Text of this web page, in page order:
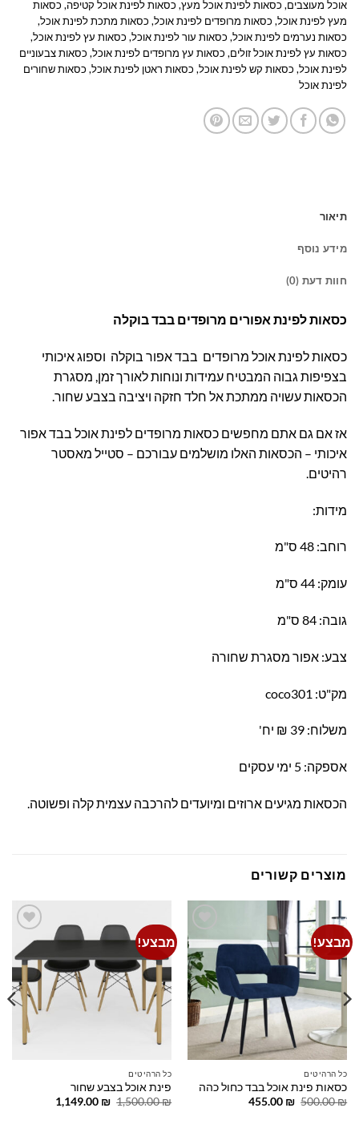
אוכל מעוצבים, כסאות לפינת אוכל מעץ, כסאות לפינת אוכל קטיפה, כסאות
מעץ לפינת אוכל, כסאות מרופדים לפינת אוכל, כסאות מתכת לפינת אוכל,
כסאות נערמים לפינת אוכל, כסאות עור לפינת אוכל, כסאות עץ לפינת אוכל,
כסאות עץ לפינת אוכל זולים, כסאות עץ מרופדים לפינת אוכל, כסאות צבעוניים
לפינת אוכל, כסאות קש לפינת אוכל, כסאות ראטן לפינת אוכל, כסאות שחורים
לפינת אוכל
תיאור
מידע נוסף
חוות דעת (0)
כסאות לפינת אפורים מרופדים בבד בוקלה
כסאות לפינת אוכל מרופדים בבד אפור בוקלה וספוג איכותי
בצפיפות גבוה המבטיח עמידות ונוחות לאורך זמן, מסגרת
הכסאות עשויה ממתכת אל חלד חזקה ויציבה בצבע שחור.
אז אם גם אתם מחפשים כסאות מרופדים לפינת אוכל בבד אפור
איכותי – הכסאות האלו מושלמים עבורכם – סטייל מאסטר
רהיטים.
מידות:
רוחב: 48 ס"מ
עומק: 44 ס"מ
גובה: 84 ס"מ
צבע: אפור מסגרת שחורה
מק"ט: coco301
משלוח: 39 ₪ יח'
אספקה: 5 ימי עסקים
הכסאות מגיעים ארוזים ומיועדים להרכבה עצמית קלה ופשוטה.
מוצרים קשורים
מבצע!
Add to
wishlist
כל הרהיטים
כסאות פינת אוכל בבד כחול כהה
500.00₪
המחיר
455.00 ₪
המחיר
מבצע!
Add to
wishlist
כל הרהיטים
פינת אוכל בצבע שחור
1,500.00₪
המחיר
1,149.00 ₪
המחיר